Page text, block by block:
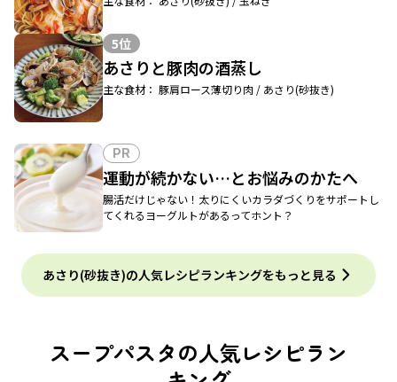
5位
あさりと豚肉の酒蒸し
主な食材： 豚肩ロース薄切り肉 / あさり(砂抜き)
PR
運動が続かない…とお悩みのかたへ
腸活だけじゃない！太りにくいカラダづくりをサポートし
てくれるヨーグルトがあるってホント？
あさり(砂抜き)の人気レシピランキングをもっと見る
スープパスタの人気レシピラン